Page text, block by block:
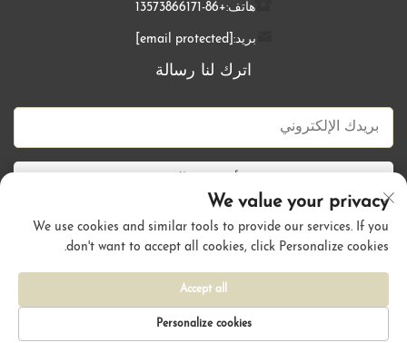
هاتف:+86-13573866171
بريد: [email protected]
اترك لنا رسالة
الحقوق محفوظة. |سياسة الخصوصية
We value your privacy
We use cookies and similar tools to provide our services. If you
don't want to accept all cookies, click Personalize cookies.
Personalize cookies
Accept all